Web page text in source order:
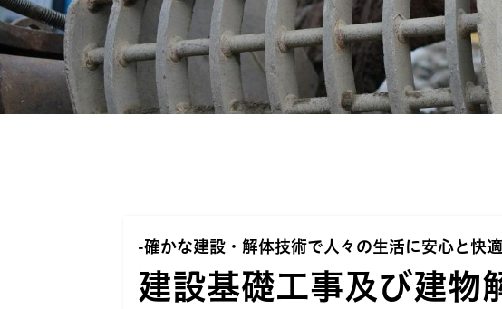
-確かな建設・解体技術で人々の生活に安心と快
建設基礎工事及び建物